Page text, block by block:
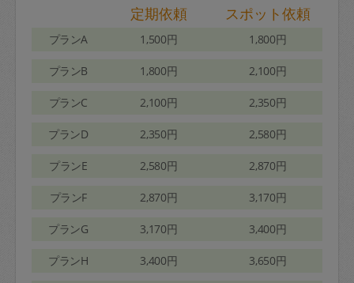
定期依頼 スポット依頼
プランA 1,500円 1,800円
プランB 1,800円 2,100円
プランC 2,100円 2,350円
プランD 2,350円 2,580円
プランE 2,580円 2,870円
プランF 2,870円 3,170円
プランG 3,170円 3,400円
プランH 3,400円 3,650円